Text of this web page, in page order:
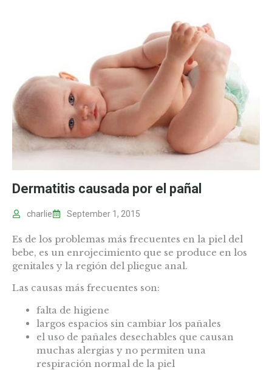
Dermatitis causada por el pañal
charlie September 1, 2015
Es de los problemas más frecuentes en la piel del
bebe, es un enrojecimiento que se produce en los
genitales y la región del pliegue anal.
Las causas más frecuentes son:
falta de higiene
largos espacios sin cambiar los pañales
el uso de pañales desechables que causan
muchas alergias y no permiten una
respiración normal de la piel